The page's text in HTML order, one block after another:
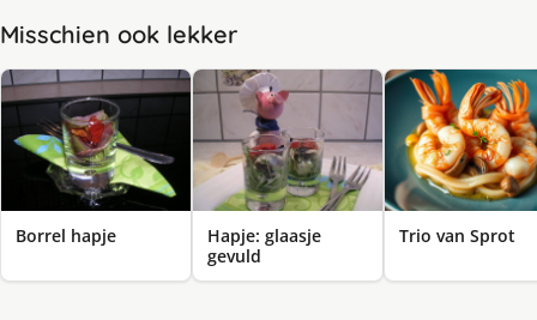
Misschien ook lekker
Borrel hapje
Hapje: glaasje
gevuld
Trio van Sprot